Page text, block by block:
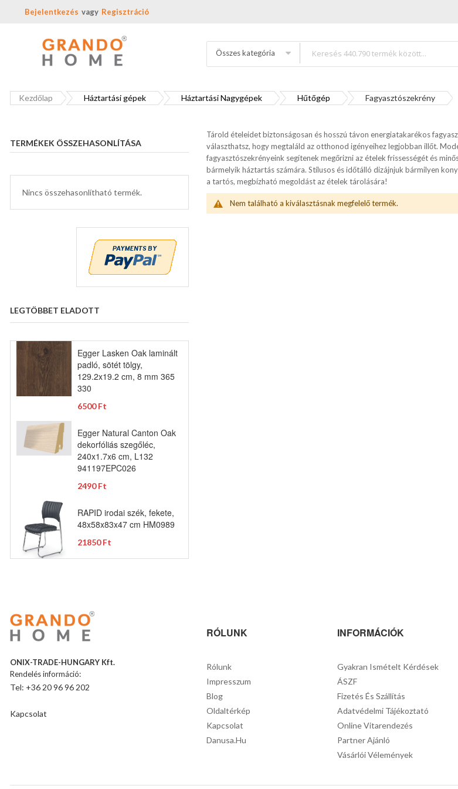
Bejelentkezés Regisztráció
Összes kategória
Kezdőlap Háztartási gépek Háztartási Nagygépek Hűtőgép Fagyasztószekrény
Tárold ételeidet biztonságosan és hosszú távon energiatakarékos
választhatsz, hogy megtaláld az otthonod igényeihez legjobban illőt.
fagyasztószekrényeink segítenek megőrizni az ételek frissességét és
bármelyik háztartás számára. Stílusos és időtálló dizájnjuk bármilyen
a tartós, megbízható megoldást az ételek tárolására!
Nem található a kiválasztásnak megfelelő termék.
TERMÉKEK ÖSSZEHASONLÍTÁSA
Nincs összehasonlítható termék.
LEGTÖBBET ELADOTT
Egger Lasken Oak laminált
padló, sötét tölgy,
129.2x19.2 cm, 8 mm 365
330
6500 Ft
Egger Natural Canton Oak
dekorfóliás szegőléc,
240x1.7x6 cm, L132
941197EPC026
2490 Ft
RAPID irodai szék, fekete,
48x58x83x47 cm HM0989
21850 Ft
ONIX-TRADE-HUNGARY Kft.
Rendelés információ:
Tel: +36 20 96 96 202
Kapcsolat
RÓLUNK
Rólunk
Impresszum
Blog
Oldaltérkép
Kapcsolat
Danusa.hu
INFORMÁCIÓK
Gyakran Ismételt Kérdések
ÁSZF
Fizetés És Szállítás
Adatvédelmi Tájékoztató
Online Vitarendezés
Partner Ajánló
Vásárlói Vélemények